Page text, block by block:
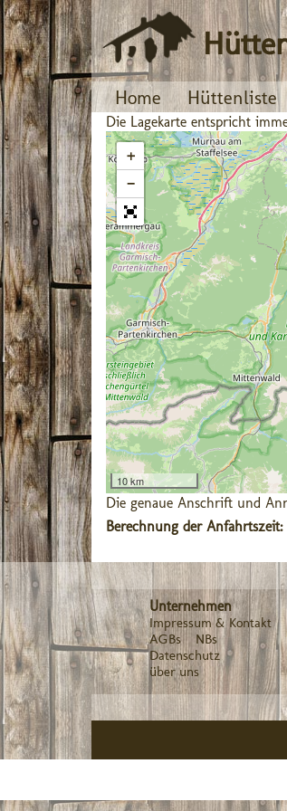
Home Hüttenliste
Die Lagekarte entspricht
+
−
10 km
Die genaue Anschrift und
Berechnung der Anfahrtszeit:
Unternehmen
Impressum & Kontakt
AGBs
NBs
Datenschutz
über uns